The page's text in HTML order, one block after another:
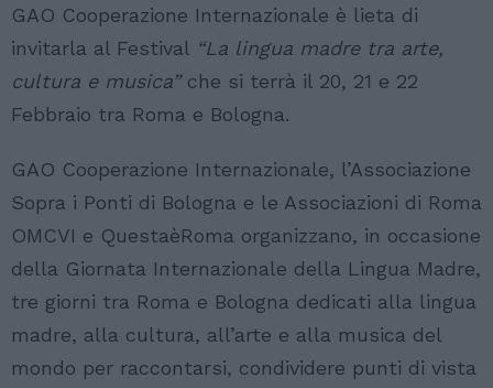
GAO Cooperazione Internazionale è lieta di
invitarla al Festival “La lingua madre tra arte,
cultura e musica”che si terrà il 20, 21 e 22
Febbraio tra Roma e Bologna.
GAO Cooperazione Internazionale, l’Associazione
Sopra i Ponti di Bologna e le Associazioni di Roma
OMCVI e QuestaèRoma organizzano, in occasione
della Giornata Internazionale della Lingua Madre,
tre giorni tra Roma e Bologna dedicati alla lingua
madre, alla cultura, all’arte e alla musica del
mondo per raccontarsi, condividere punti di vista